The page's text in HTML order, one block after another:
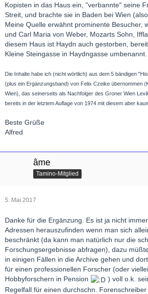
Kopisten in das Haus ein, "verbannte" seine
Streit, und brachte sie in Baden bei Wien
Meine Quelle erwähnt prominente Besucher,
und Carl Maria von Weber, Mozarts Sohn,
diesem Haus ist Haydn auch gestorben,
Kleine Steingasse in Haydngasse umbenannt.
Die Inhalte habe ich (nicht wörtlich) aus dem 5 bändigen
(plus ein Ergänzungsband) von Felix Czeike übernommen
Wien), das seinerseits als Nachfolger des Groner Wien
bereits in der letztem Auflage von 1974 mit diesem aber
Beste Grüße
Alfred
âme
Tamino-Mitglied
5. Mai 2017
Danke für die Ergänzung. Es ist ja nicht
Adressen herauszufinden wenn man sich
beschränkt (da kann man natürlich nur die
Forschungsergebnisse abfragen), dazu
in einigen Fällen in die Archive gehen und
für einen professionellen Forscher (oder
Hobbyforschern in Pension
) voll o.k.
Regelfall für einen durchschn.